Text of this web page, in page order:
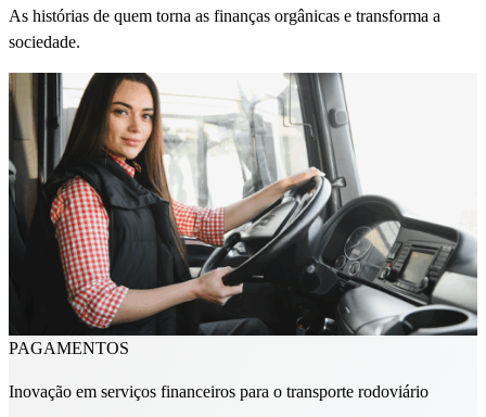
As histórias de quem torna as finanças orgânicas e transforma a
sociedade.
PAGAMENTOS
Inovação em serviços financeiros para o transporte rodoviário